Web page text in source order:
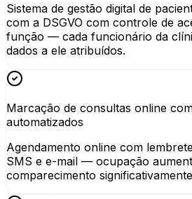
Sistema de gestão digital de
com a DSGVO com controle de
função — cada funcionário da
dados a ele atribuídos.
Marcação de consultas online
automatizados
Agendamento online com
SMS e e-mail — ocupação
comparecimento